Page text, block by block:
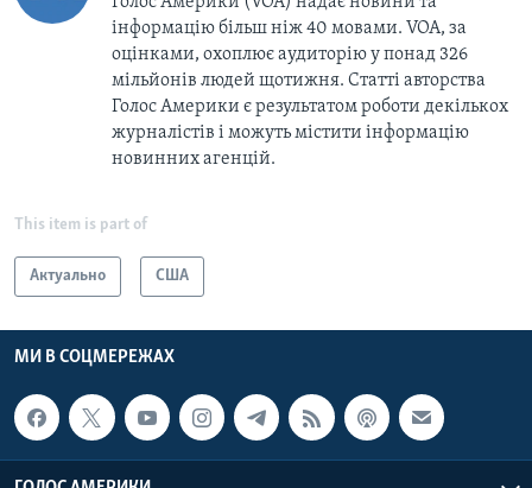
інформацію більш ніж 40 мовами. VOA, за
оцінками, охоплює аудиторію у понад 326
мільйонів людей щотижня. Статті авторства
Голос Америки є результатом роботи декількох
журналістів і можуть містити інформацію
новинних агенцій.
This item is part of
Актуально США
МИ В СОЦМЕРЕЖАХ